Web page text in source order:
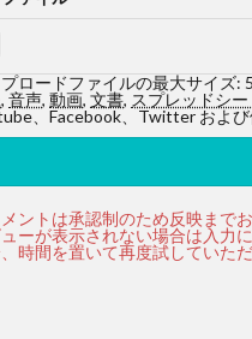
ロードファイルの最大サイズ:
, 音声, 動画, 文書, スプレッドシー
、Facebook、Twitter および